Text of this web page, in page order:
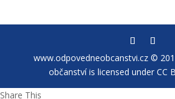
www.odpovedneobcanstvi.cz ©
občanství is licensed under CC
Share This